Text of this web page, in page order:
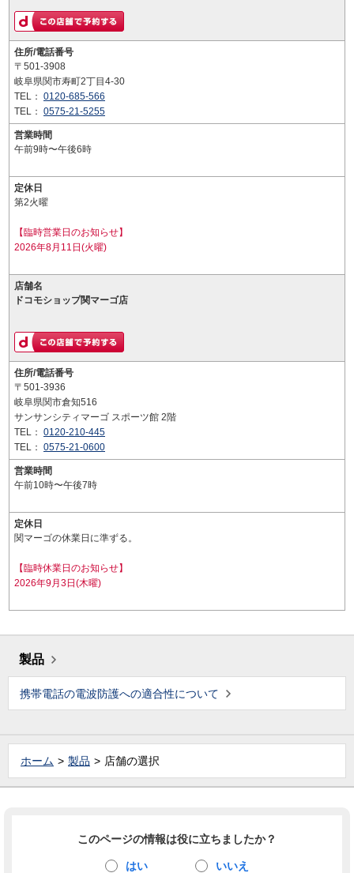
住所/電話番号
〒501-3908
岐阜県関市寿町2丁目4-30
TEL： 0120-685-566
TEL： 0575-21-5255
営業時間
午前9時〜午後6時
定休日
第2火曜
【臨時営業日のお知らせ】
2026年8月11日(火曜)
店舗名
ドコモショップ関マーゴ店
住所/電話番号
〒501-3936
岐阜県関市倉知516
サンサンシティマーゴ スポーツ館 2階
TEL： 0120-210-445
TEL： 0575-21-0600
営業時間
午前10時〜午後7時
定休日
関マーゴの休業日に準ずる。
【臨時休業日のお知らせ】
2026年9月3日(木曜)
製品
携帯電話の電波防護への適合性について
ホーム 製品 店舗の選択
このページの情報は役に立ちましたか？
はい いいえ